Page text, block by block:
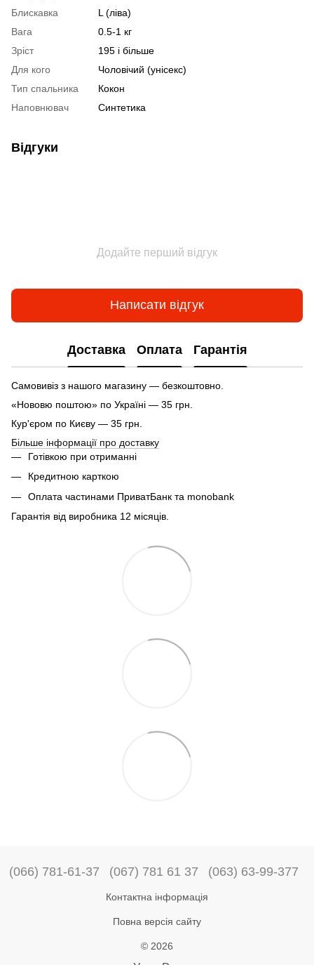
Блискавка
L (ліва)
Вага
0.5-1 кг
Зріст
195 і більше
Для кого
Чоловічий (унісекс)
Тип спальника
Кокон
Наповнювач
Синтетика
Відгуки
Додайте перший відгук
Написати відгук
Доставка Оплата Гарантія
Самовивіз з нашого магазину — безкоштовно.
«Нововю поштою» по Україні — 35 грн.
Кур'єром по Києву — 35 грн.
Більше інформації про доставку
Готівкою при отриманні
Кредитною карткою
Оплата частинами ПриватБанк та monobank
Гарантія від виробника 12 місяців.
(066) 781-61-37 (067) 781 61 37 (063) 63-99-377
Контактна інформація
Повна версія сайту
© 2026